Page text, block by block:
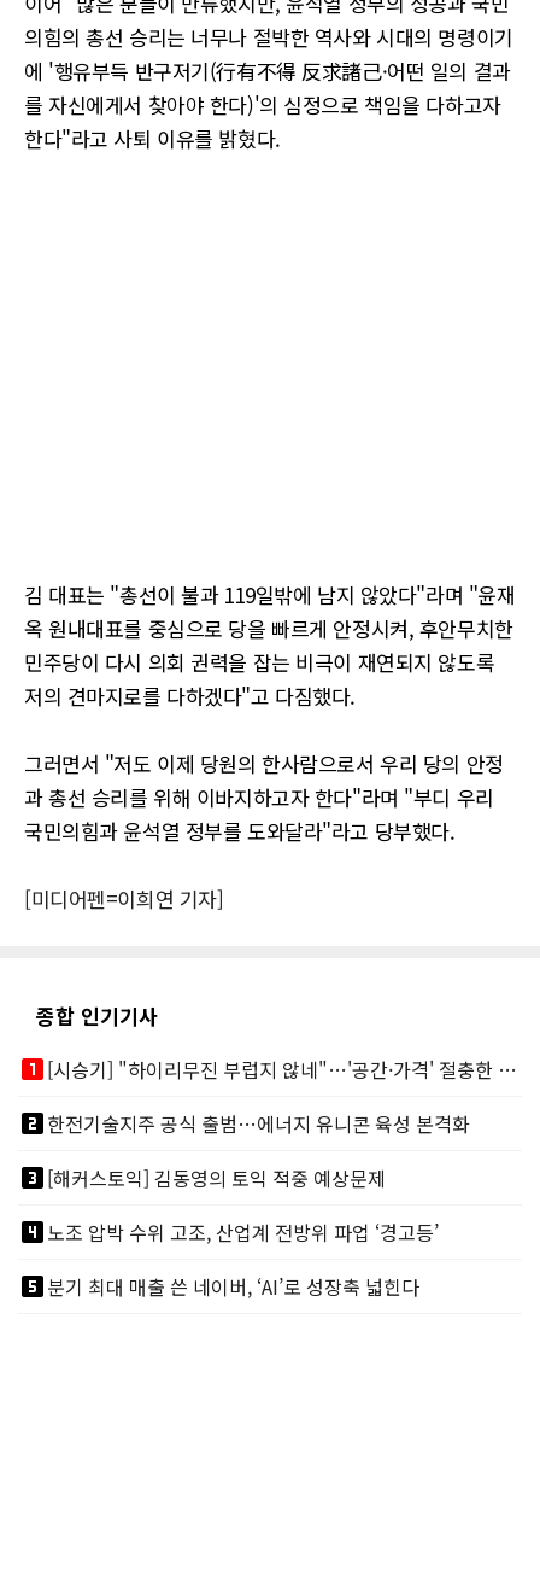
의힘의 총선 승리는 너무나 절박한 역사와 시대의 명령이기
에 '행유부득 반구저기(行有不得 反求諸己·어떤 일의 결과
를 자신에게서 찾아야 한다)'의 심정으로 책임을 다하고자
한다"라고 사퇴 이유를 밝혔다.
김 대표는 "총선이 불과 119일밖에 남지 않았다"라며 "윤재
옥 원내대표를 중심으로 당을 빠르게 안정시켜, 후안무치한
민주당이 다시 의회 권력을 잡는 비극이 재연되지 않도록
저의 견마지로를 다하겠다"고 다짐했다.
그러면서 "저도 이제 당원의 한사람으로서 우리 당의 안정
과 총선 승리를 위해 이바지하고자 한다"라며 "부디 우리
국민의힘과 윤석열 정부를 도와달라"라고 당부했다.
[미디어펜=이희연 기자]
종합 인기기사
looks_one
[시승기] "하이리무진 부럽지 않네"…'공간·가격' 절충한 카니발 하이루프
looks_two한전기술지주 공식 출범…에너지 유니콘 육성 본격화
looks_3[해커스토익] 김동영의 토익 적중 예상문제
looks_4노조 압박 수위 고조, 산업계 전방위 파업 ‘경고등’
looks_5분기 최대 매출 쓴 네이버, ‘AI’로 성장축 넓힌다